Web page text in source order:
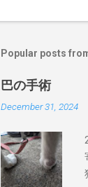
Popular posts
巴の手術
December 31, 2024